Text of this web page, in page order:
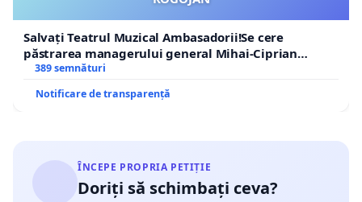
Salvați Teatrul Muzical Ambasadorii!Se cere
păstrarea managerului general Mihai-Ciprian
ROGOJAN
389 semnături
Notificare de transparență
ÎNCEPE PROPRIA PETIȚIE
Doriți să schimbați ceva?